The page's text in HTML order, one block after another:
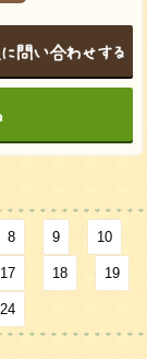
8 9 10
17 18 19
24